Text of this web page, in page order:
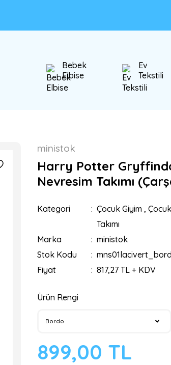
Bebek
Elbise
Ev
Tekstili
ministok
Harry Potter
Nevresim Takımı
Kategori Çocuk Giyim ,
Takımı
Marka
ministok
Stok Kodu
Fiyat
817,27 TL + KDV
Ürün Rengi
899,00 TL